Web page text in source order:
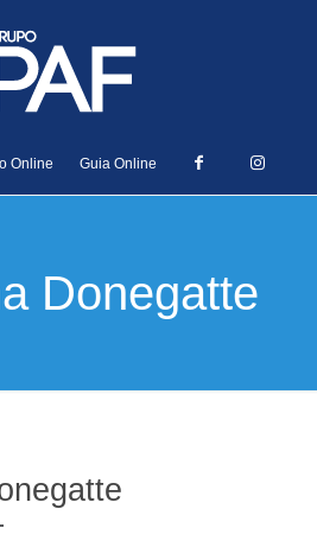
Online Guia Online
Donegatte